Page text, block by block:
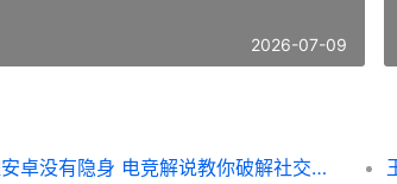
2026-07-09
王者荣耀安卓没有隐身 电竞解说教你破解社交困局